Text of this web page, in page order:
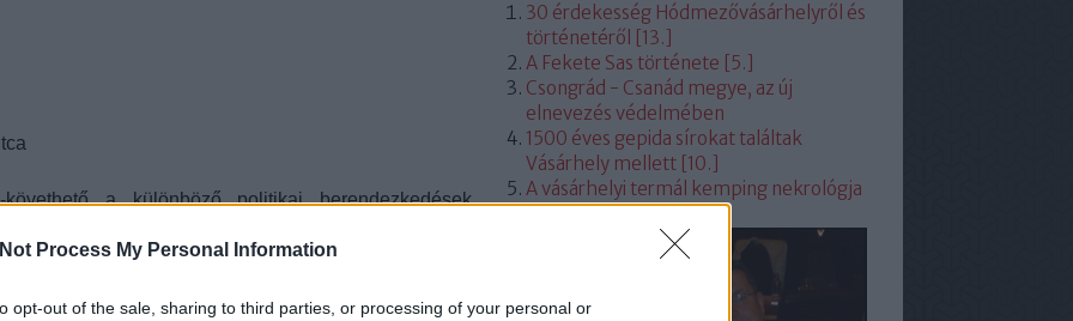
Process My Personal Information
opt-out of the sale, sharing to third parties, or processing of your personal or
a különböző politikai berendezkedések
30 érdekesség Hódmezővásárhelyről és
történetéről [13.]
A Fekete Sas története [5.]
Csongrád - Csanád megye, az új
elnevezés védelmében
1500 éves gepida sírokat találtak
Vásárhely mellett [10.]
A vásárhelyi termál kemping nekrológja